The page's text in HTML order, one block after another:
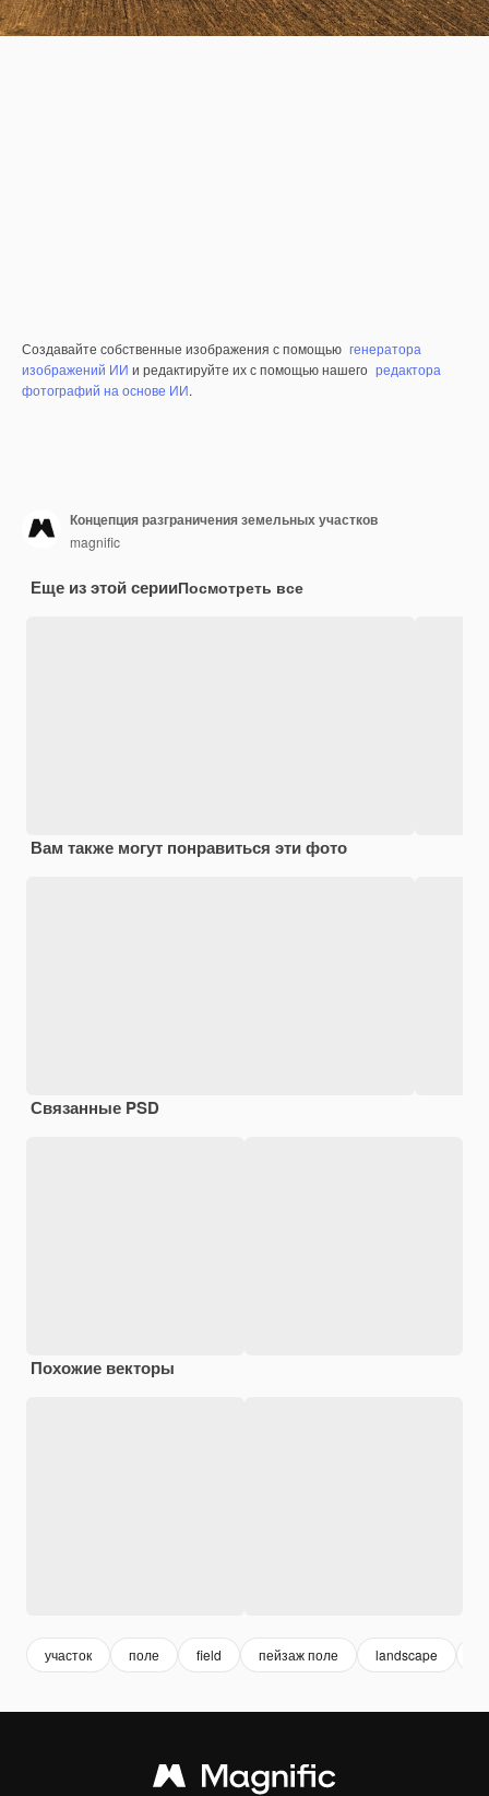
Создавайте собственные изображения с помощью генератора
изображений ИИ и редактируйте их с помощью нашего редактора
фотографий на основе ИИ.
Концепция разграничения земельных участков
magnific
Еще из этой серииПосмотреть все
Вам также могут понравиться эти фото
Связанные PSD
Похожие векторы
участок поле field пейзаж поле landscape